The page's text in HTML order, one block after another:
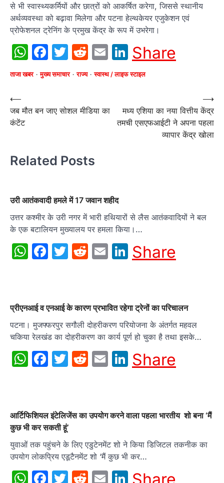
से भी स्वास्थ्यकर्मियों और छात्रों को आकर्षित करेगा, जिससे स्थानीय
अर्थव्यवस्था को बढ़ावा मिलेगा और पटना हेल्थकेयर एजुकेशन एवं
प्रोफेशनल ट्रेनिंग के प्रमुख केंद्र के रूप में उभरेगा।
WhatsApp
Facebook
Twitter
Reddit
EmailLinkedIn
Share
ताजा खबर मुख्य समाचार राज्य स्वास्थ / लाइफ स्टाइल
Post
navigation
⟵
जब मौत बन जाए सोशल मीडिया का
कंटेंट
मध्य एशिया का नया वित्तीय केंद्र
तमची एसएफआईटी ने अपना पहला
व्यापार केंद्र खोला
⟶
Related Posts
उरी आतंकवादी हमले में 17 जवान शहीद
उत्तर कश्मीर के उरी नगर में भारी हथियारों से लैस आतंकवादियों ने बल
के एक बटालियन मुख्यालय पर हमला किया।…
WhatsApp
Facebook
Twitter
Reddit
EmailLinkedIn
Share
प्रीएनआई व एनआई के कारण प्रभावित रहेगा ट्रेनों का परिचालन
पटना। मुजफ्फरपुर सगौली दोहरीकरण परियोजना के अंतर्गत महवल
चकिया रेलखंड का दोहरीकरण का कार्य पूर्ण हो चुका है तथा इसके…
WhatsApp
Facebook
Twitter
Reddit
EmailLinkedIn
Share
आर्टिफिशियल इंटेलिजेंस का उपयोग करने वाला पहला भारतीय शो बना ‘मैं
कुछ भी कर सकती हूं’
युवाओं तक पहुंचने के लिए एडुटेनमेंट शो ने किया डिजिटल तकनीक का
उपयोग लोकप्रिय एडूटैनमेंट शो ‘मैं कुछ भी कर…
WhatsApp
Facebook
Twitter
Reddit
EmailLinkedIn